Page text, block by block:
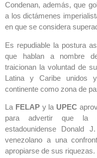
Condenan, además, que
a los dictámenes
en que se considera
Es repudiable la postura
que hablan a nombre
traicionan la voluntad de
Latina y Caribe unidos
continente como zona de
La FELAPy la UPEC
para advertir que la
estadounidense Donald
venezolano a una
apropiarse de sus riquezas.